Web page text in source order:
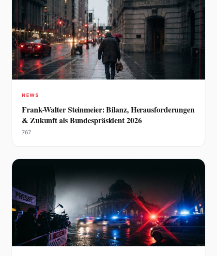
NEWS
Frank-Walter Steinmeier: Bilanz, Herausforderungen
& Zukunft als Bundespräsident 2026
767